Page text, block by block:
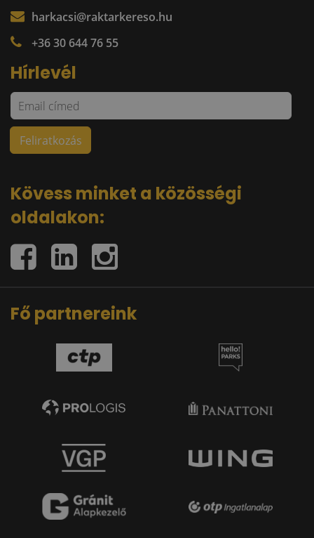
harkacsi@raktarkereso.hu
+36 30 644 76 55
Hírlevél
Kövess minket a közösségi
oldalakon:
Fő partnereink